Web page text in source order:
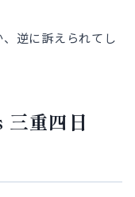
逆に訴えられてし
三重四日